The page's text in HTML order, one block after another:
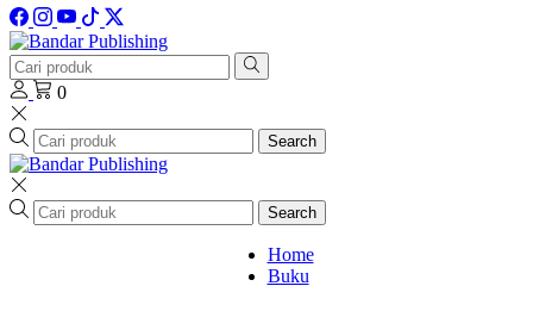
0
Search
Search
Home
Buku